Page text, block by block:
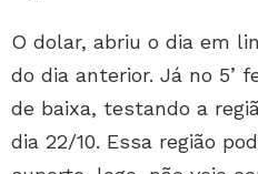
O dolar, abriu o dia em
do dia anterior. Já no 5’
de baixa, testando a
dia 22/10. Essa região